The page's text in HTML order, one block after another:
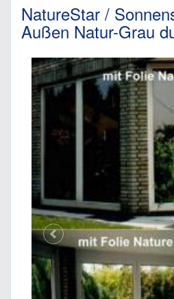
NatureStar /
Außen Natur-Grau